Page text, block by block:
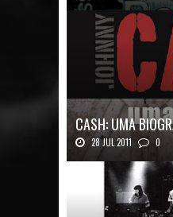
Renato Russo: O Filho
CASH: UMA
28 JUL 2011 0
Quadrinhos alemães